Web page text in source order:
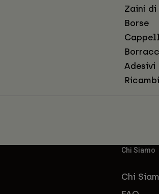
Zaini
Borse
Adesivi
Ricambi
Chi Siamo
Chi